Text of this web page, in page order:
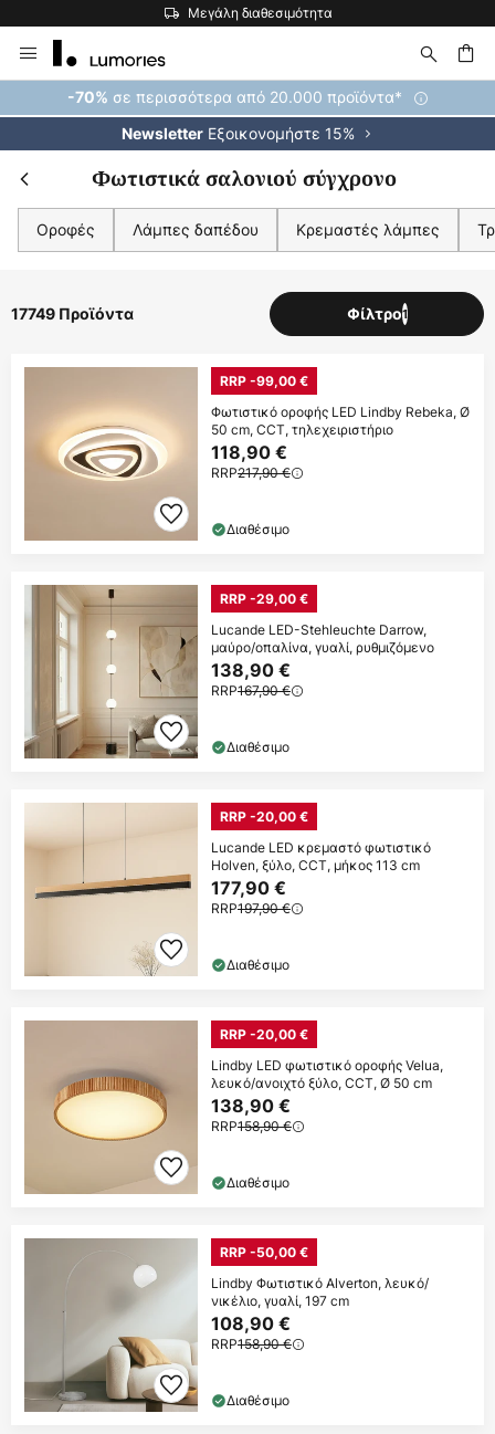
Η μεγαλύτερη επιλογή εμπορικών σημάτων στην Ευρώπη
Μετάβαση
στο
περιεχόμενο
-70% σε περισσότερα από 20.000 προϊόντα*
Newsletter Εξοικονομήστε 15%
Φωτιστικά σαλονιού σύγχρονο
Οροφές Λάμπες δαπέδου Κρεμαστές λάμπες
17749 Προϊόντα Φίλτρο1
RRP -99,00 €
Φωτιστικό οροφής LED Lindby Rebeka, Ø
50 cm, CCT, τηλεχειριστήριο
118,90 €
RRP217,90 €
Διαθέσιμο
RRP -29,00 €
Lucande LED-Stehleuchte Darrow,
μαύρο/οπαλίνα, γυαλί, ρυθμιζόμενο
138,90 €
RRP167,90 €
Διαθέσιμο
RRP -20,00 €
Lucande LED κρεμαστό φωτιστικό
Holven, ξύλο, CCT, μήκος 113 cm
177,90 €
RRP197,90 €
Διαθέσιμο
RRP -20,00 €
Lindby LED φωτιστικό οροφής Velua,
λευκό/ανοιχτό ξύλο, CCT, Ø 50 cm
138,90 €
RRP158,90 €
Διαθέσιμο
RRP -50,00 €
Lindby Φωτιστικό Alverton, λευκό/
νικέλιο, γυαλί, 197 cm
108,90 €
RRP158,90 €
Διαθέσιμο